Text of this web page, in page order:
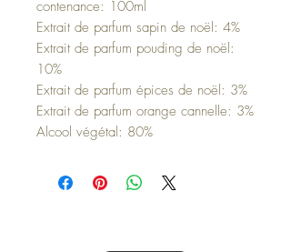
contenance: 100ml
Extrait de parfum sapin de noël: 4%
Extrait de parfum pouding de noël:
10%
Extrait de parfum épices de noël: 3%
Extrait de parfum orange cannelle: 3%
Alcool végétal: 80%